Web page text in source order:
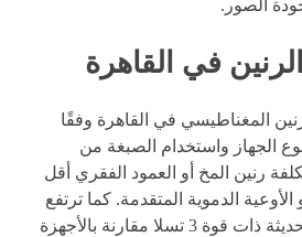
الصور.
في القاهرة
المغناطيسي في القاهرة وفقًا
الجهاز واستخدام الصبغة من
رنين المخ أو العمود الفقري أقل
الدموية المتقدمة. كما ترتفع
الأسعار في الأجهزة الحديثة ذات قوة 3 تسلا مقارنة بالأجهزة